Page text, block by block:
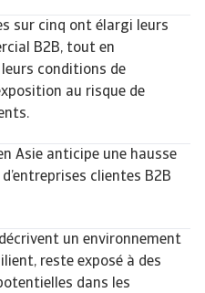
sur cinq ont élargi leurs
B2B, tout en
conditions de
au risque de
Asie anticipe une hausse
clientes B2B
un environnement
reste exposé à des
dans les